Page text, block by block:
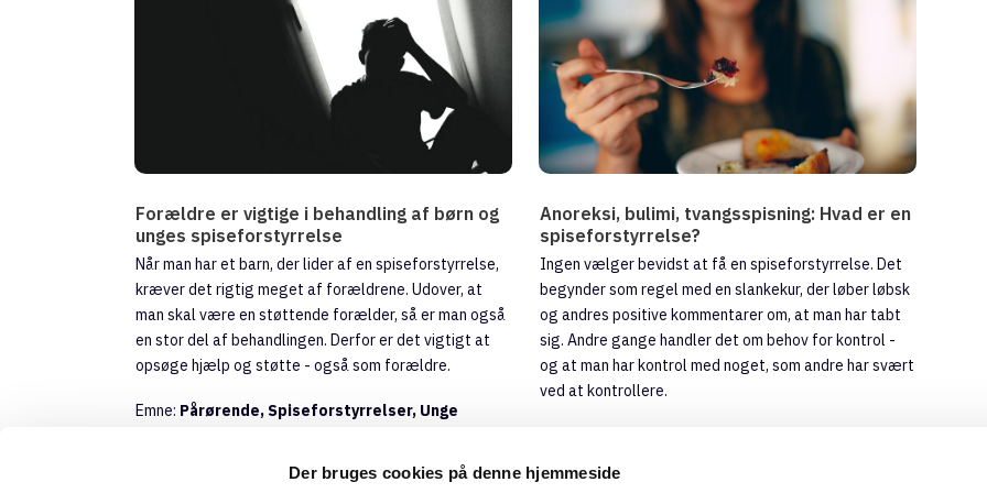
Der bruges cookies på denne hjemmeside
Forældre er vigtige i behandling af børn og
unges spiseforstyrrelse
Når man har et barn, der lider af en spiseforstyrrelse,
kræver det rigtig meget af forældrene. Udover, at
man skal være en støttende forælder, så er man også
en stor del af behandlingen. Derfor er det vigtigt at
opsøge hjælp og støtte - også som forældre.
Emne: Pårørende, Spiseforstyrrelser, Unge
Anoreksi, bulimi, tvangsspisning: Hvad er en
spiseforstyrrelse?
Ingen vælger bevidst at få en spiseforstyrrelse. Det
begynder som regel med en slankekur, der løber løbsk
og andres positive kommentarer om, at man har tabt
sig. Andre gange handler det om behov for kontrol -
og at man har kontrol med noget, som andre har svært
ved at kontrollere.